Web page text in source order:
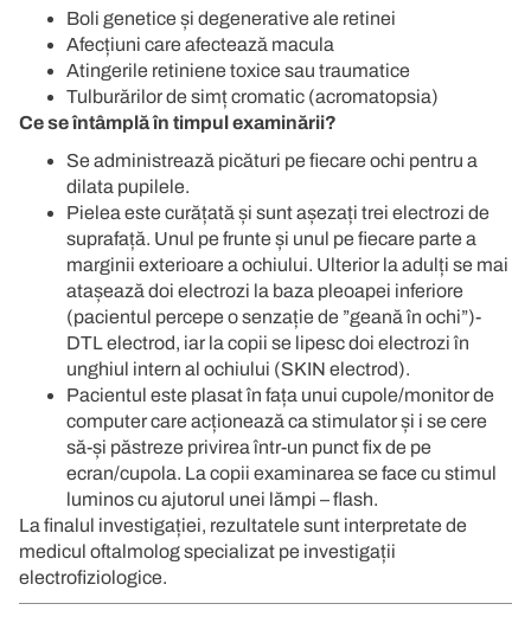
Boli genetice și degenerative ale retinei
Afecțiuni care afectează macula
Atingerile retiniene toxice sau traumatice
Tulburărilor de simț cromatic (acromatopsia)
Ce se întâmplă în timpul examinării?
Se administrează picături pe fiecare ochi pentru a
dilata pupilele.
Pielea este curățată și sunt așezați trei electrozi de
suprafață. Unul pe frunte și unul pe fiecare parte a
marginii exterioare a ochiului. Ulterior la adulți se mai
atașează doi electrozi la baza pleoapei inferiore
(pacientul percepe o senzație de ”geană în ochi”)-
DTL electrod, iar la copii se lipesc doi electrozi în
unghiul intern al ochiului (SKIN electrod).
Pacientul este plasat în fața unui cupole/monitor de
computer care acționează ca stimulator și i se cere
să-și păstreze privirea într-un punct fix de pe
ecran/cupola. La copii examinarea se face cu stimul
luminos cu ajutorul unei lămpi – flash.
La finalul investigației, rezultatele sunt interpretate de
medicul oftalmolog specializat pe investigații
electrofiziologice.